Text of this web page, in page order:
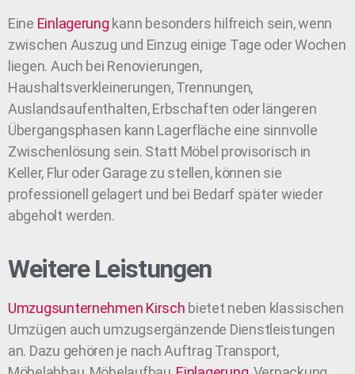
Eine Einlagerung kann besonders hilfreich sein, wenn
zwischen Auszug und Einzug einige Tage oder Wochen
liegen. Auch bei Renovierungen,
Haushaltsverkleinerungen, Trennungen,
Auslandsaufenthalten, Erbschaften oder längeren
Übergangsphasen kann Lagerfläche eine sinnvolle
Zwischenlösung sein. Statt Möbel provisorisch in
Keller, Flur oder Garage zu stellen, können sie
professionell gelagert und bei Bedarf später wieder
abgeholt werden.
Weitere Leistungen
Umzugsunternehmen Kirsch bietet neben klassischen
Umzügen auch umzugsergänzende Dienstleistungen
an. Dazu gehören je nach Auftrag Transport,